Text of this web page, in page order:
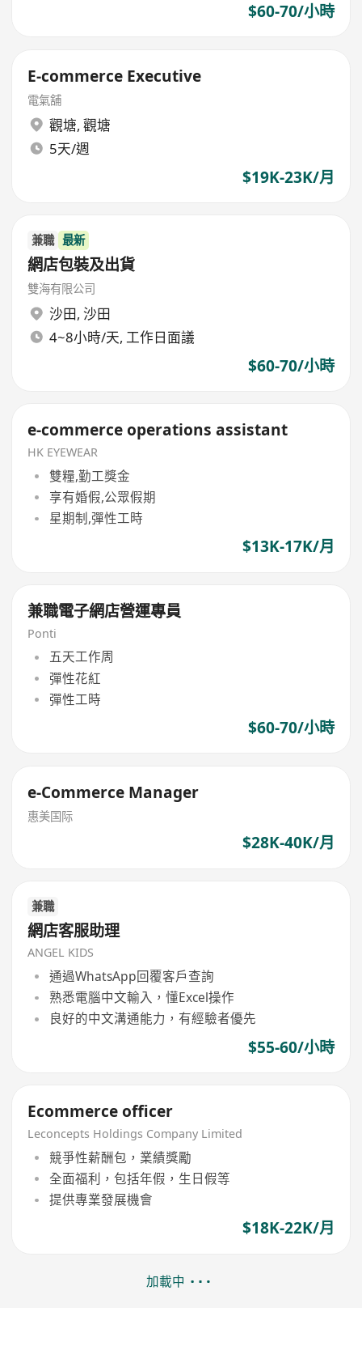
$60-70/小時
E-commerce Executive
電氣舖
觀塘, 觀塘
5天/週
$19K-23K/月
兼職 最新
網店包裝及出貨
雙海有限公司
沙田, 沙田
4~8小時/天, 工作日面議
$60-70/小時
e-commerce operations assistant
HK EYEWEAR
雙糧,勤工獎金
享有婚假,公眾假期
星期制,彈性工時
$13K-17K/月
兼職電子網店營運專員
Ponti
五天工作周
彈性花紅
彈性工時
$60-70/小時
e-Commerce Manager
惠美国际
$28K-40K/月
兼職
網店客服助理
ANGEL KIDS
通過WhatsApp回覆客戶查詢
熟悉電腦中文輸入，懂Excel操作
良好的中文溝通能力，有經驗者優先
$55-60/小時
Ecommerce officer
Leconcepts Holdings Company Limited
競爭性薪酬包，業績獎勵
全面福利，包括年假，生日假等
提供專業發展機會
$18K-22K/月
加載中